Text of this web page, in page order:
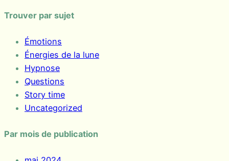
c
Trouver par sujet
Émotions
Énergies de la lune
Hypnose
Questions
Story time
Uncategorized
Par mois de publication